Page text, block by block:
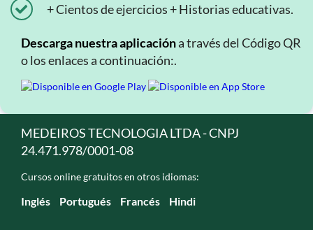
+ Cientos de ejercicios + Historias educativas.
Descarga nuestra aplicacióna través del Código QR
o los enlaces a continuación:.
MEDEIROS TECNOLOGIA LTDA - CNPJ
24.471.978/0001-08
Cursos online gratuitos en otros idiomas:
Inglés Portugués Francés Hindi